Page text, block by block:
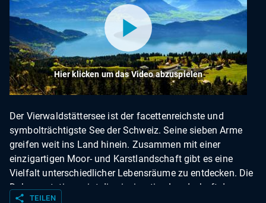
Hier klicken um das Video abzuspielen
Der Vierwaldstättersee ist der facettenreichste und
symbolträchtigste See der Schweiz. Seine sieben Arme
greifen weit ins Land hinein. Zusammen mit einer
einzigartigen Moor- und Karstlandschaft gibt es eine
Vielfalt unterschiedlicher Lebensräume zu entdecken. Die
Dokumentation zeigt die einzigartige Landschaft der
share TEILEN